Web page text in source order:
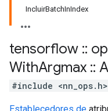
IncluirBatchInIndex
tensorflow ::
WithArgmax ::
#include <nn_ops.h>